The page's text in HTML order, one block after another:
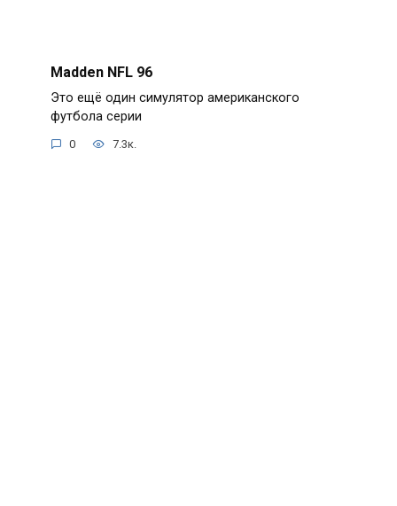
Madden NFL 96
Это ещё один симулятор американского
футбола серии
0 7.3к.